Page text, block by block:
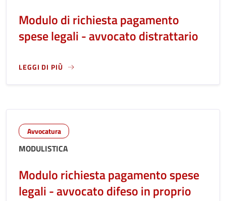
Modulo di richiesta pagamento
spese legali - avvocato distrattario
LEGGI DI PIÙ
LEGGI ANCORA RIGUARDO A: MODULO DI RICHIESTA
Avvocatura
MODULISTICA
Modulo richiesta pagamento spese
legali - avvocato difeso in proprio